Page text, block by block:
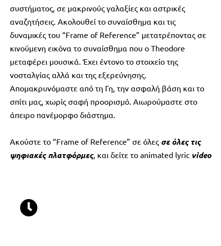
συστήματος, σε μακρινούς γαλαξίες και αστρικές
αναζητήσεις. Ακολουθεί το συναίσθημα και τις
δυναμικές του “Frame of Reference” μετατρέποντας σε
κινούμενη εικόνα το συναίσθημα που ο Theodore
μεταφέρει μουσικά. Έχει έντονο το στοιχείο της
νοσταλγίας αλλά και της εξερεύνησης.
Απομακρυνόμαστε από τη Γη, την ασφαλή βάση και το
σπίτι μας, χωρίς σαφή προορισμό. Αιωρούμαστε στο
άπειρο πανέμορφο διάστημα.
Ακούστε το “Frame of Reference” σε όλες σε όλες τις
ψηφιακές πλατφόρμες, και δείτε το animated lyric video